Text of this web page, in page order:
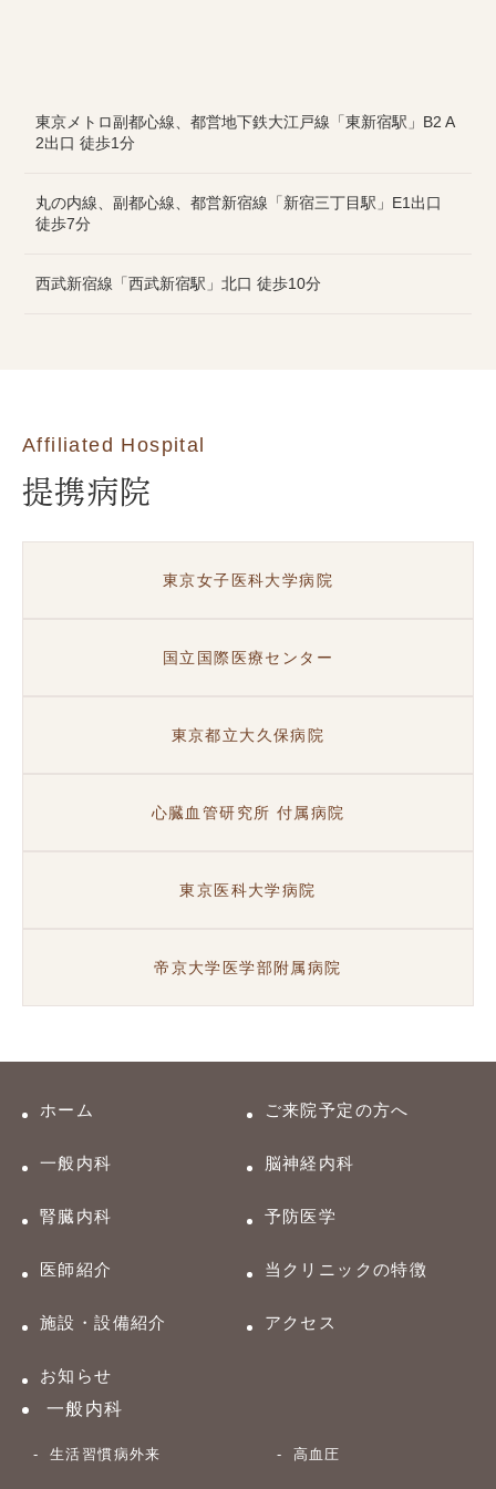
東京メトロ副都心線、都営地下鉄大江戸線「東新宿駅」B2 A
2出口 徒歩1分
丸の内線、副都心線、都営新宿線「新宿三丁目駅」E1出口
徒歩7分
西武新宿線「西武新宿駅」北口 徒歩10分
Affiliated Hospital
提携病院
東京女子医科大学病院
国立国際医療センター
東京都立大久保病院
心臓血管研究所 付属病院
東京医科大学病院
帝京大学医学部附属病院
ホーム ご来院予定の方へ
一般内科 脳神経内科
腎臓内科 予防医学
医師紹介 当クリニックの特徴
施設・設備紹介 アクセス
お知らせ
一般内科
生活習慣病外来 高血圧